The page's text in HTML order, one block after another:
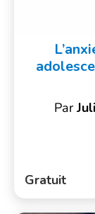
Par
Gratuit